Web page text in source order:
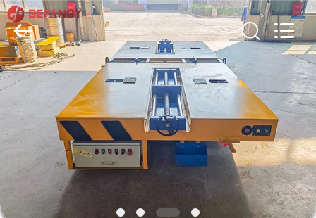
HAUS
PRODUKTE
ÜBER
UNS
Electrical
and
Mechanical
Co.,Ltd.
All
Rights
Reserved.